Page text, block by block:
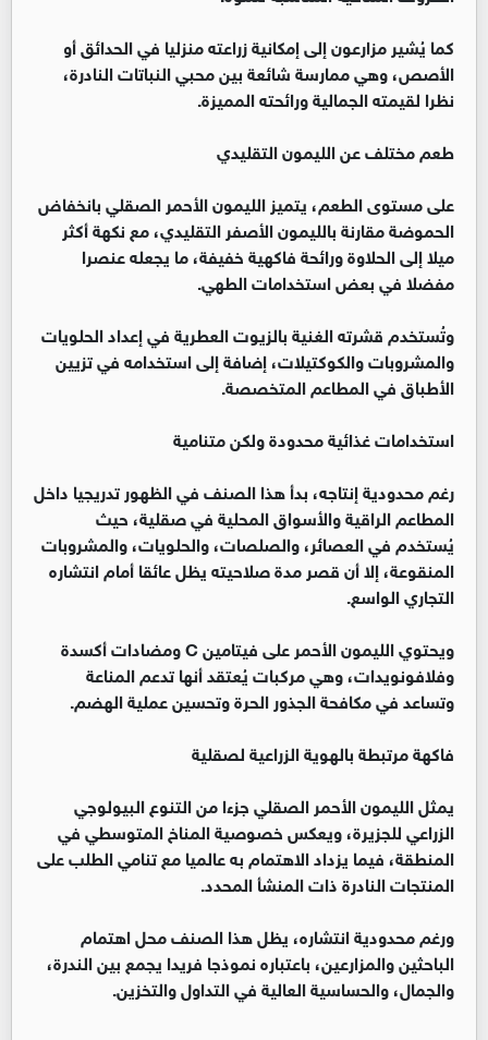
كما يُشير مزارعون إلى إمكانية زراعته منزليا في الحدائق أو
الأصص، وهي ممارسة شائعة بين محبي النباتات النادرة،
نظرا لقيمته الجمالية ورائحته المميزة.
طعم مختلف عن الليمون التقليدي
على مستوى الطعم، يتميز الليمون الأحمر الصقلي بانخفاض
الحموضة مقارنة بالليمون الأصفر التقليدي، مع نكهة أكثر
ميلا إلى الحلاوة ورائحة فاكهية خفيفة، ما يجعله عنصرا
مفضلا في بعض استخدامات الطهي.
وتُستخدم قشرته الغنية بالزيوت العطرية في إعداد الحلويات
والمشروبات والكوكتيلات، إضافة إلى استخدامه في تزيين
الأطباق في المطاعم المتخصصة.
استخدامات غذائية محدودة ولكن متنامية
رغم محدودية إنتاجه، بدأ هذا الصنف في الظهور تدريجيا داخل
المطاعم الراقية والأسواق المحلية في صقلية، حيث
يُستخدم في العصائر، والصلصات، والحلويات، والمشروبات
المنقوعة، إلا أن قصر مدة صلاحيته يظل عائقا أمام انتشاره
التجاري الواسع.
ويحتوي الليمون الأحمر على فيتامين C ومضادات أكسدة
وفلافونويدات، وهي مركبات يُعتقد أنها تدعم المناعة
وتساعد في مكافحة الجذور الحرة وتحسين عملية الهضم.
فاكهة مرتبطة بالهوية الزراعية لصقلية
يمثل الليمون الأحمر الصقلي جزءا من التنوع البيولوجي
الزراعي للجزيرة، ويعكس خصوصية المناخ المتوسطي في
المنطقة، فيما يزداد الاهتمام به عالميا مع تنامي الطلب على
المنتجات النادرة ذات المنشأ المحدد.
ورغم محدودية انتشاره، يظل هذا الصنف محل اهتمام
الباحثين والمزارعين، باعتباره نموذجا فريدا يجمع بين الندرة،
والجمال، والحساسية العالية في التداول والتخزين.